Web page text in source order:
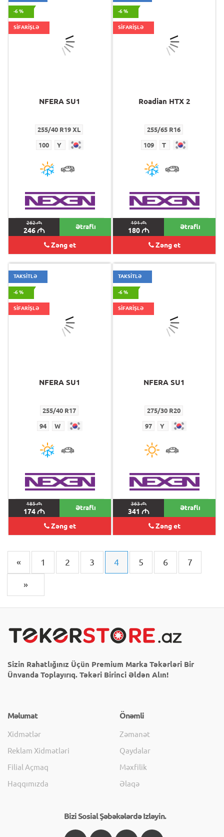
-6 %
SİFARİŞLƏ
NFERA SU1
255/40 R19 XL
100 Y
262M
246M Ətraflı
Zəng et
-6 %
SİFARİŞLƏ
Roadian HTX 2
255/65 R16
109 T
191M
180M Ətraflı
Zəng et
TAKSİTLƏ
-6 %
SİFARİŞLƏ
NFERA SU1
255/40 R17
94 W
185M
174M Ətraflı
Zəng et
TAKSİTLƏ
-6 %
SİFARİŞLƏ
NFERA SU1
275/30 R20
97 Y
363M
341 M Ətraflı
Zəng et
« 1 2 3 4 5 6 7
»
Sizin Rahatlığınız Üçün Premium Marka Təkərləri Bir
Ünvanda Toplayırıq. Təkəri Birinci Əldən Alın!
Məlumat
Xidmətlər
Reklam Xidmətləri
Filial Açmaq
Haqqımızda
Önəmli
Zəmanət
Qaydalar
Məxfilik
Əlaqə
Bizi Sosial Şəbəkələrdə Izləyin.